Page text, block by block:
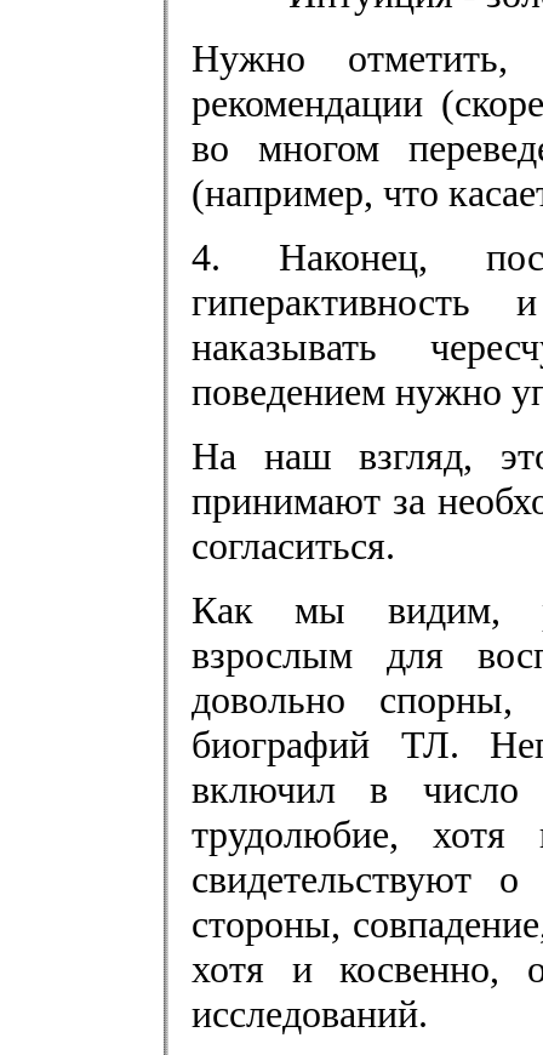
Нужно
рекомендации
во многом
(например, что
4. Наконец,
наказывать
поведением нужно
На наш взгляд,
принимают за
согласиться.
Как мы видим,
взрослым для
довольно
биографий ТЛ.
включил в число
трудолюбие,
свидетельствуют
стороны,
хотя и косвенно,
исследований.